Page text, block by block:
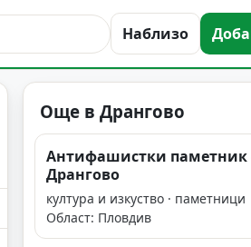
Наблизо
Още в Дрангово
Антифашистки паметник
Дрангово
култура и изкуство · паметници
Област: Пловдив